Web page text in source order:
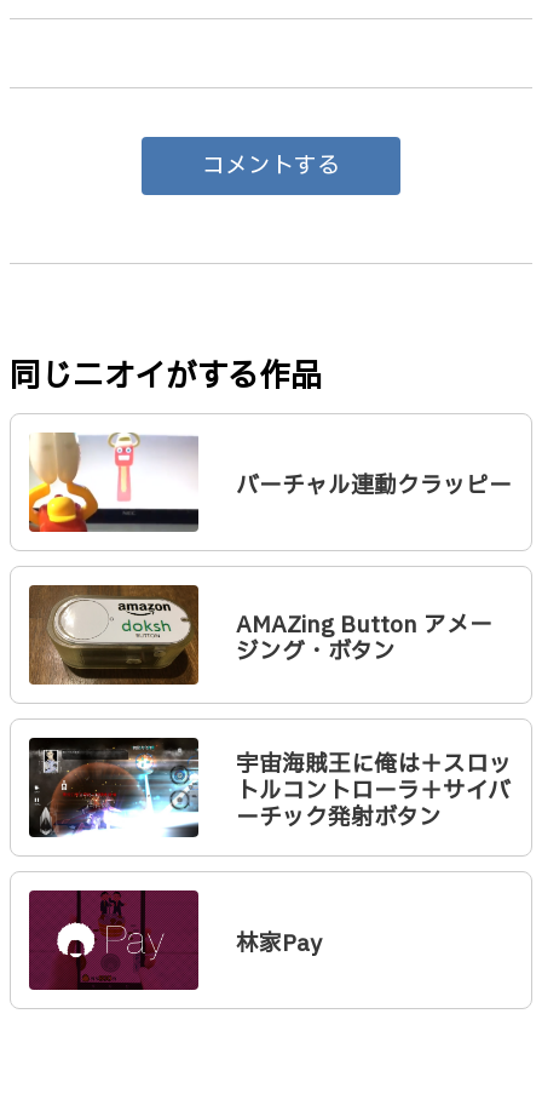
コメントする
同じニオイがする作品
バーチャル連動クラッピー
AMAZing Button アメー
ジング・ボタン
宇宙海賊王に俺は＋スロッ
トルコントローラ＋サイバ
ーチック発射ボタン
林家Pay